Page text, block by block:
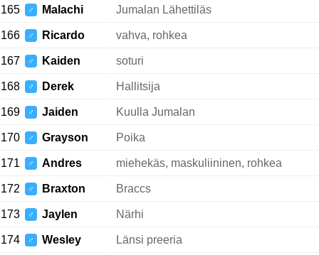
165 ♂ Malachi Jumalan Lähettiläs
166 ♂ Ricardo vahva, rohkea
167 ♂ Kaiden soturi
168 ♂ Derek Hallitsija
169 ♂ Jaiden Kuulla Jumalan
170 ♂ Grayson Poika
171 ♂ Andres miehekäs, maskuliininen, rohkea
172 ♂ Braxton Braccs
173 ♂ Jaylen Närhi
174 ♂ Wesley Länsi preeria